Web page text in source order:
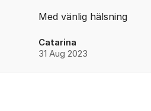
Med vänlig hälsning
Catarina
31 Aug 2023